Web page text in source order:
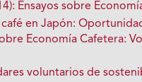
Ensayos sobre
en Japón:
Economía Cafetera:
voluntarios de